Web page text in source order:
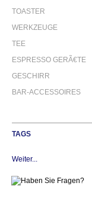
TOASTER
WERKZEUGE
TEE
ESPRESSO GERÃ€TE
GESCHIRR
BAR-ACCESSOIRES
TAGS
Weiter...